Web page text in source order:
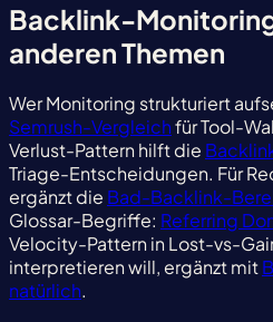
Backlink-
anderen Themen
Wer Monitoring strukturiert
Semrush-Vergleichfür Tool-
Verlust-Pattern hilft die
Triage-Entscheidungen. Für
ergänzt die Bad-Backlink-
Glossar-Begriffe: Referring
Velocity-Pattern in Lost-vs-
interpretieren will, ergänzt mit
natürlich.